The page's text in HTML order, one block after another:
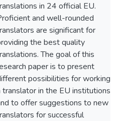
in 24 official EU.
and well-rounded
are significant for
the best quality
The goal of this
paper is to present
possibilities for working
translator in the EU institutions
to offer suggestions to new
for successful